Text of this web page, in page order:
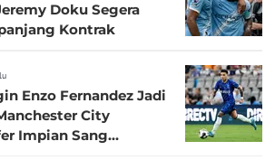
Doku Segera
Kontrak
Enzo Fernandez Jadi
City
Impian Sang